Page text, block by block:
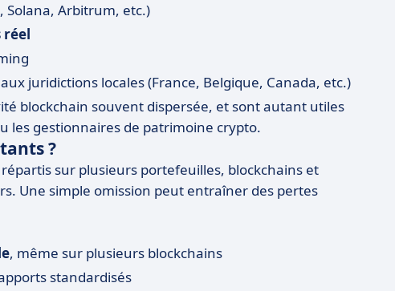
Solana, Arbitrum, etc.)
réel
juridictions locales (France, Belgique, Canada, etc.)
blockchain souvent dispersée, et sont autant utiles
les gestionnaires de patrimoine crypto.
?
sur plusieurs portefeuilles, blockchains et
Une simple omission peut entraîner des pertes
, même sur plusieurs blockchains
standardisés